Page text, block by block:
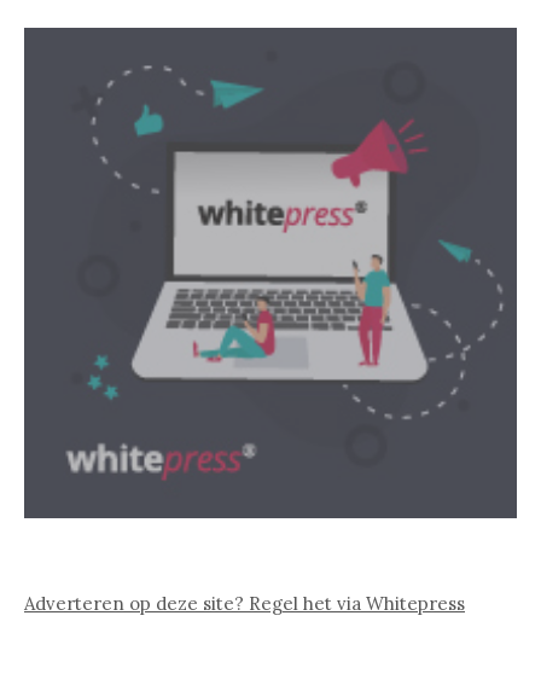
Adverteren op deze site? Regel het via Whitepress